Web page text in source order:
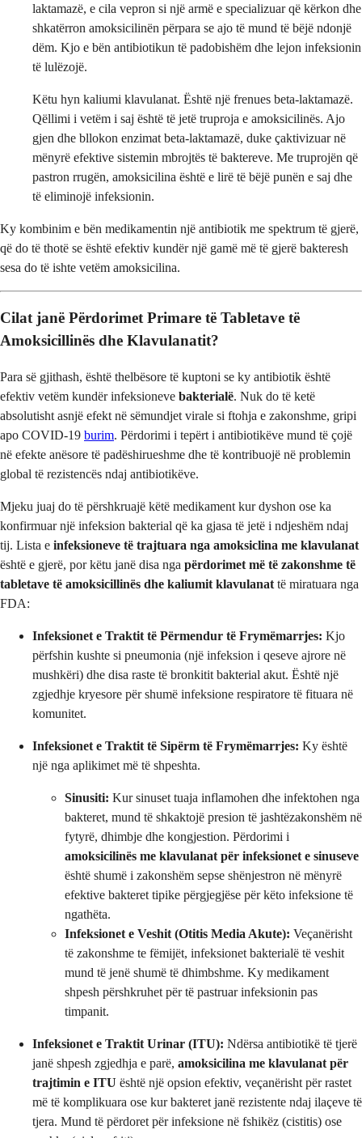
laktamazë, e cila vepron si një armë e specializuar që kërkon dhe
shkatërron amoksicilinën përpara se ajo të mund të bëjë ndonjë
dëm. Kjo e bën antibiotikun të padobishëm dhe lejon infeksionin
të lulëzojë.
Këtu hyn kaliumi klavulanat. Është një frenues beta-laktamazë.
Qëllimi i vetëm i saj është të jetë truproja e amoksicilinës. Ajo
gjen dhe bllokon enzimat beta-laktamazë, duke çaktivizuar në
mënyrë efektive sistemin mbrojtës të baktereve. Me truprojën që
pastron rrugën, amoksicilina është e lirë të bëjë punën e saj dhe
të eliminojë infeksionin.
Ky kombinim e bën medikamentin një antibiotik me spektrum të gjerë,
që do të thotë se është efektiv kundër një gamë më të gjerë bakteresh
sesa do të ishte vetëm amoksicilina.
Cilat janë Përdorimet Primare të Tabletave të
Amoksicillinës dhe Klavulanatit?
Para së gjithash, është thelbësore të kuptoni se ky antibiotik është
efektiv vetëm kundër infeksioneve bakterialë. Nuk do të ketë
absolutisht asnjë efekt në sëmundjet virale si ftohja e zakonshme, gripi
apo COVID-19 burim. Përdorimi i tepërt i antibiotikëve mund të çojë
në efekte anësore të padëshirueshme dhe të kontribuojë në problemin
global të rezistencës ndaj antibiotikëve.
Mjeku juaj do të përshkruajë këtë medikament kur dyshon ose ka
konfirmuar një infeksion bakterial që ka gjasa të jetë i ndjeshëm ndaj
tij. Lista e infeksioneve të trajtuara nga amoksiclina me klavulanat
është e gjerë, por këtu janë disa nga përdorimet më të zakonshme të
tabletave të amoksicillinës dhe kaliumit klavulanat të miratuara nga
FDA:
Infeksionet e Traktit të Përmendur të Frymëmarrjes: Kjo
përfshin kushte si pneumonia (një infeksion i qeseve ajrore në
mushkëri) dhe disa raste të bronkitit bakterial akut. Është një
zgjedhje kryesore për shumë infeksione respiratore të fituara në
komunitet.
Infeksionet e Traktit të Sipërm të Frymëmarrjes: Ky është
një nga aplikimet më të shpeshta.
Sinusiti: Kur sinuset tuaja inflamohen dhe infektohen nga
bakteret, mund të shkaktojë presion të jashtëzakonshëm në
fytyrë, dhimbje dhe kongjestion. Përdorimi i
amoksicilinës me klavulanat për infeksionet e sinuseve
është shumë i zakonshëm sepse shënjestron në mënyrë
efektive bakteret tipike përgjegjëse për këto infeksione të
ngathëta.
Infeksionet e Veshit (Otitis Media Akute): Veçanërisht
të zakonshme te fëmijët, infeksionet bakterialë të veshit
mund të jenë shumë të dhimbshme. Ky medikament
shpesh përshkruhet për të pastruar infeksionin pas
timpanit.
Infeksionet e Traktit Urinar (ITU): Ndërsa antibiotikë të tjerë
janë shpesh zgjedhja e parë, amoksicilina me klavulanat për
trajtimin e ITU është një opsion efektiv, veçanërisht për rastet
më të komplikuara ose kur bakteret janë rezistente ndaj ilaçeve të
tjera. Mund të përdoret për infeksione në fshikëz (cistitis) ose